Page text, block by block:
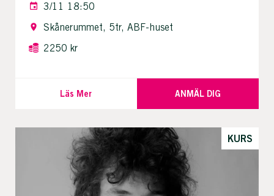
3/11 18:50
Skånerummet, 5tr, ABF-huset
2250 kr
Läs Mer ANMÄL DIG
KURS